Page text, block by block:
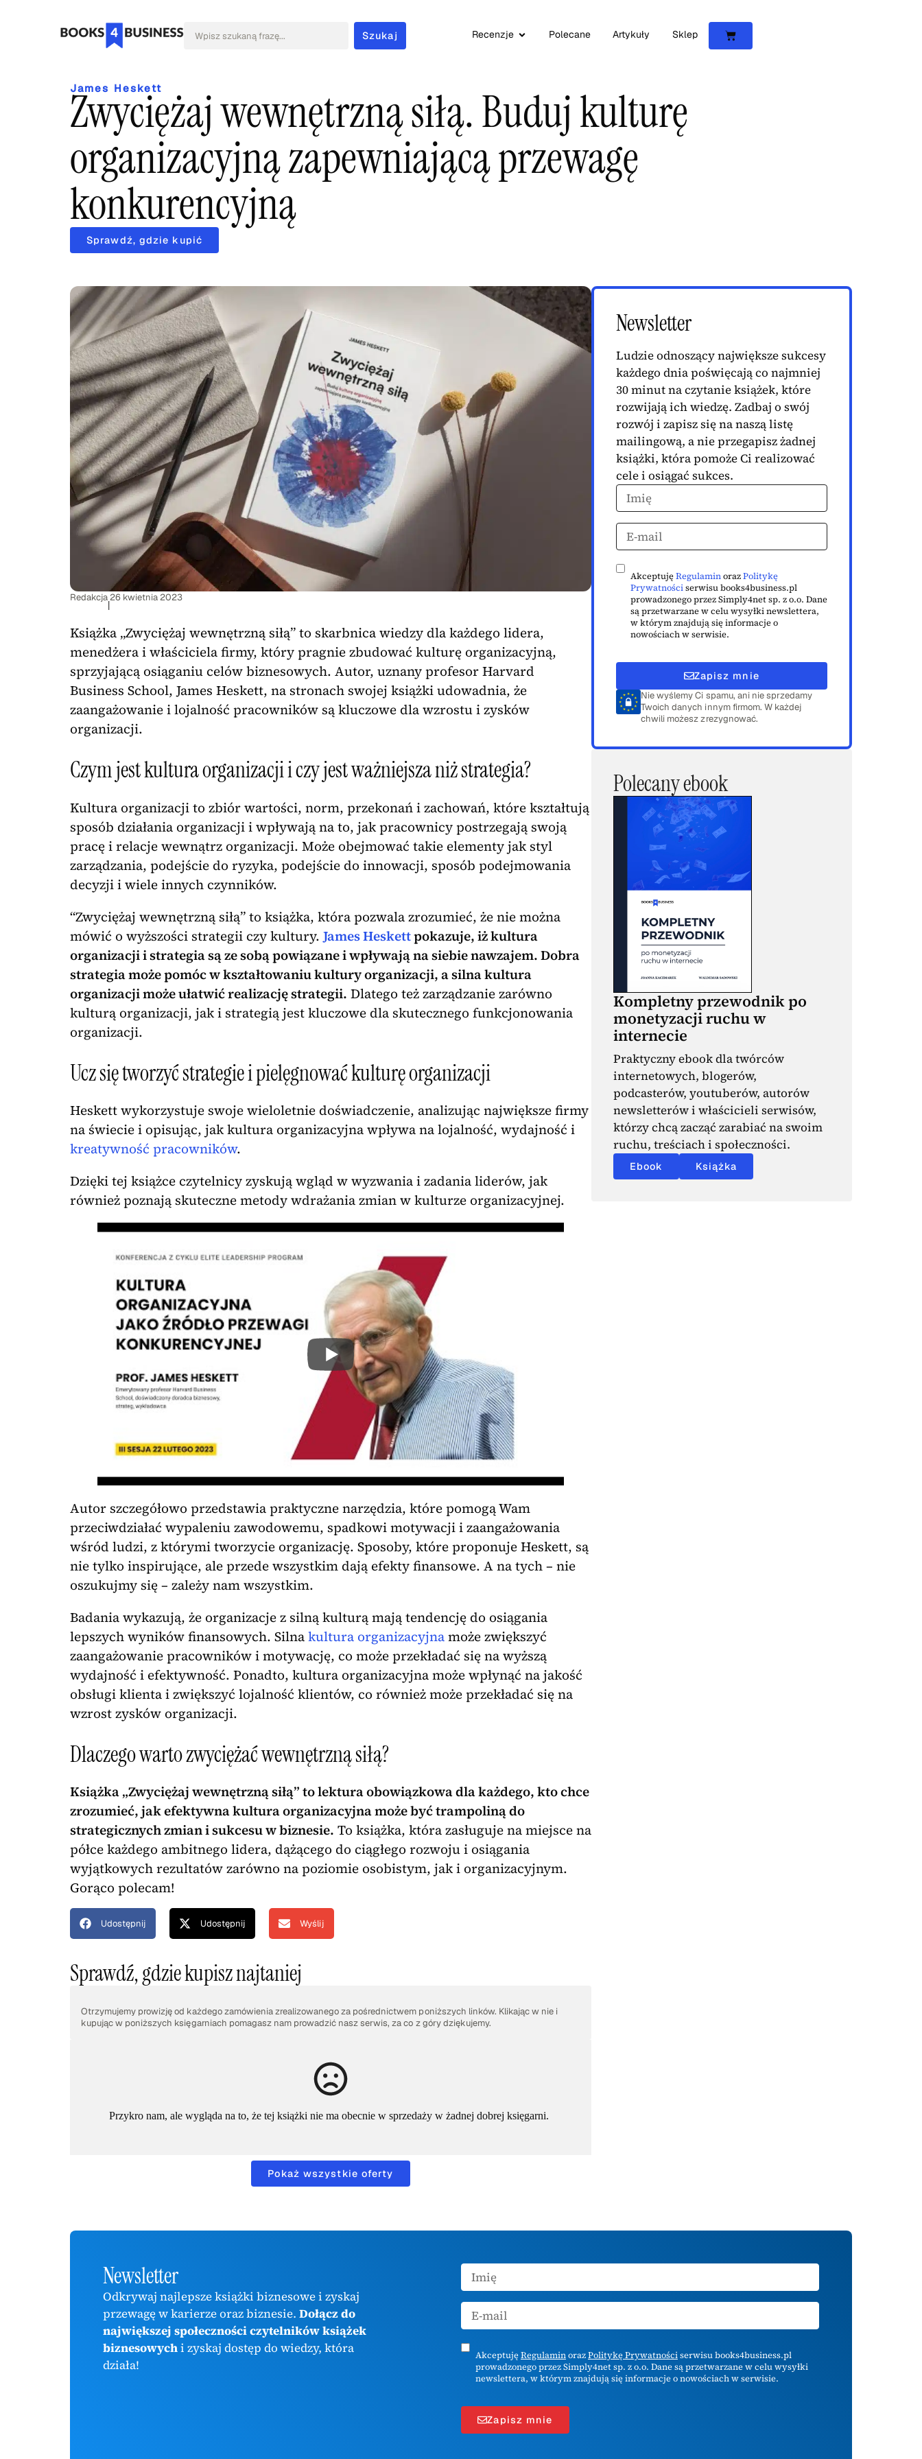
Szukaj Recenzje Polecane Artykuły Sklep
James Heskett
Zwyciężaj wewnętrzną siłą. Buduj kulturę
organizacyjną zapewniającą przewagę
konkurencyjną
Sprawdź, gdzie kupić
Redakcja26 kwietnia 2023
Książka „Zwyciężaj wewnętrzną siłą” to skarbnica wiedzy dla każdego lidera,
menedżera i właściciela firmy, który pragnie zbudować kulturę organizacyjną,
sprzyjającą osiąganiu celów biznesowych. Autor, uznany profesor Harvard
Business School, James Heskett, na stronach swojej książki udowadnia, że
zaangażowanie i lojalność pracowników są kluczowe dla wzrostu i zysków
organizacji.
Czym jest kultura organizacji i czy jest ważniejsza niż strategia?
Kultura organizacji to zbiór wartości, norm, przekonań i zachowań, które kształtują
sposób działania organizacji i wpływają na to, jak pracownicy postrzegają swoją
pracę i relacje wewnątrz organizacji. Może obejmować takie elementy jak styl
zarządzania, podejście do ryzyka, podejście do innowacji, sposób podejmowania
decyzji i wiele innych czynników.
“Zwyciężaj wewnętrzną siłą” to książka, która pozwala zrozumieć, że nie można
mówić o wyższości strategii czy kultury. James Heskettpokazuje, iż kultura
organizacji i strategia są ze sobą powiązane i wpływają na siebie nawzajem. Dobra
strategia może pomóc w kształtowaniu kultury organizacji, a silna kultura
organizacji może ułatwić realizację strategii. Dlatego też zarządzanie zarówno
kulturą organizacji, jak i strategią jest kluczowe dla skutecznego funkcjonowania
organizacji.
Ucz się tworzyć strategie i pielęgnować kulturę organizacji
Heskett wykorzystuje swoje wieloletnie doświadczenie, analizując największe firmy
na świecie i opisując, jak kultura organizacyjna wpływa na lojalność, wydajność i
kreatywność pracowników.
Dzięki tej książce czytelnicy zyskują wgląd w wyzwania i zadania liderów, jak
również poznają skuteczne metody wdrażania zmian w kulturze organizacyjnej.
Autor szczegółowo przedstawia praktyczne narzędzia, które pomogą Wam
przeciwdziałać wypaleniu zawodowemu, spadkowi motywacji i zaangażowania
wśród ludzi, z którymi tworzycie organizację. Sposoby, które proponuje Heskett, są
nie tylko inspirujące, ale przede wszystkim dają efekty finansowe. A na tych – nie
oszukujmy się – zależy nam wszystkim.
Badania wykazują, że organizacje z silną kulturą mają tendencję do osiągania
lepszych wyników finansowych. Silnakultura organizacyjnamoże zwiększyć
zaangażowanie pracowników i motywację, co może przekładać się na wyższą
wydajność i efektywność. Ponadto, kultura organizacyjna może wpłynąć na jakość
obsługi klienta i zwiększyć lojalność klientów, co również może przekładać się na
wzrost zysków organizacji.
Dlaczego warto zwyciężać wewnętrzną siłą?
Książka „Zwyciężaj wewnętrzną siłą” to lektura obowiązkowa dla każdego, kto chce
zrozumieć, jak efektywna kultura organizacyjna może być trampoliną do
strategicznych zmian i sukcesu w biznesie. To książka, która zasługuje na miejsce na
półce każdego ambitnego lidera, dążącego do ciągłego rozwoju i osiągania
wyjątkowych rezultatów zarówno na poziomie osobistym, jak i organizacyjnym.
Gorąco polecam!
Udostępnij Udostępnij Wyślij
Sprawdź, gdzie kupisz najtaniej
Otrzymujemy prowizję od każdego zamówienia zrealizowanego za pośrednictwem poniższych linków. Klikając w nie i
kupując w poniższych księgarniach pomagasz nam prowadzić nasz serwis, za co z góry dziękujemy.
Przykro nam, ale wygląda na to, że tej książki nie ma obecnie w sprzedaży w żadnej dobrej księgarni.
Pokaż wszystkie oferty
Newsletter
Ludzie odnoszący największe sukcesy
każdego dnia poświęcają co najmniej
30 minut na czytanie książek, które
rozwijają ich wiedzę. Zadbaj o swój
rozwój i zapisz się na naszą listę
mailingową, a nie przegapisz żadnej
książki, która pomoże Ci realizować
cele i osiągać sukces.
AkceptujęRegulaminorazPolitykę
Prywatnościserwisu books4business.pl
prowadzonego przez Simply4net sp. z o.o. Dane
są przetwarzane w celu wysyłki newslettera,
w którym znajdują się informacje o
nowościach w serwisie.
Zapisz mnie
Nie wyślemy Ci spamu, ani nie sprzedamy
Twoich danych innym firmom. W każdej
chwili możesz zrezygnować.
Polecany ebook
Kompletny przewodnik po
monetyzacji ruchu w
internecie
Praktyczny ebook dla twórców
internetowych, blogerów,
podcasterów, youtuberów, autorów
newsletterów i właścicieli serwisów,
którzy chcą zacząć zarabiać na swoim
ruchu, treściach i społeczności.
Ebook Książka
Newsletter
Odkrywaj najlepsze książki biznesowe i zyskaj
przewagę w karierze oraz biznesie. Dołącz do
największej społeczności czytelników książek
biznesowychi zyskaj dostęp do wiedzy, która
działa!
AkceptujęRegulaminorazPolitykę Prywatnościserwisu books4business.pl
prowadzonego przez Simply4net sp. z o.o. Dane są przetwarzane w celu wysyłki
newslettera, w którym znajdują się informacje o nowościach w serwisie.
Zapisz mnie